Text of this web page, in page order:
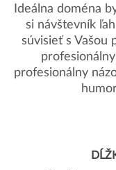
Ideálna doména
si návštevník
súvisieť s Vašou
profesionálny